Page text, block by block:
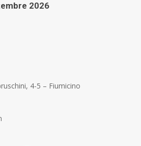
2026
4-5 – Fiumicino